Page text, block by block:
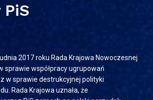
2017 roku Rada Krajowa Nowoczesnej
sprawie współpracy ugrupowań
w sprawie destrukcyjnej polityki
Rada Krajowa uznała, że